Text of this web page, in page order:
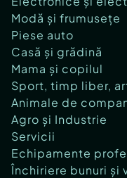
Modă și frumusețe
Piese auto
Casă și grădină
Mama și copilul
Sport, timp liber,
Animale de
Agro și Industrie
Servicii
Echipamente
Închiriere bunuri și